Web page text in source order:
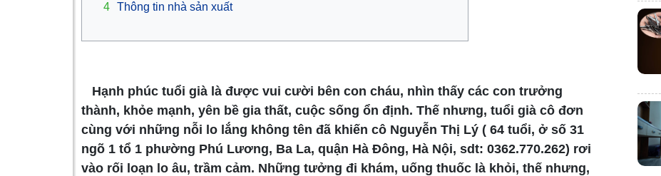
4 Thông tin nhà sản xuất
Hạnh phúc tuổi già là được vui cười bên con cháu, nhìn thấy các con trưởng
thành, khỏe mạnh, yên bề gia thất, cuộc sống ổn định. Thế nhưng, tuổi già cô đơn
cùng với những nỗi lo lắng không tên đã khiến cô Nguyễn Thị Lý ( 64 tuổi, ở số 31
ngõ 1 tổ 1 phường Phú Lương, Ba La, quận Hà Đông, Hà Nội, sdt: 0362.770.262) rơi
vào rối loạn lo âu, trầm cảm. Những tưởng đi khám, uống thuốc là khỏi, thế nhưng,